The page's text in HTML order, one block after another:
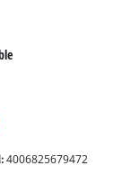
4006825679472